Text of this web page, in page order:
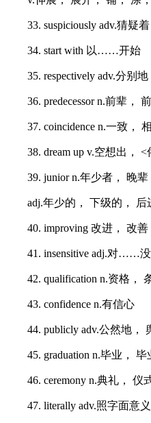
33. suspiciously adv.猜疑
34. start with 以……开始
35. respectively adv.分别地
36. predecessor n.前辈，
37. coincidence n.一致，
38. dream up v.空想出， <
39. junior n.年少者， 晚辈
adj.年少的， 下级的， 后
40. improving 改进， 改善
41. insensitive adj.对……没
42. qualification n.资格，
43. confidence n.有信心
44. publicly adv.公然地，
45. graduation n.毕业， 毕
46. ceremony n.典礼， 仪
47. literally adv.照字面意